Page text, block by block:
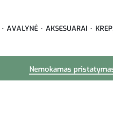
AVALYNĖ AKSESUARAI
Nemokamas